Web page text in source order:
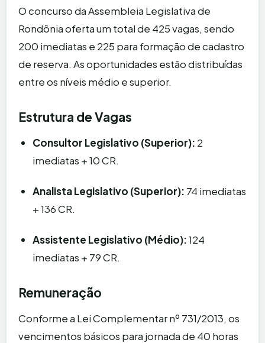
O concurso da Assembleia Legislativa de
Rondônia oferta um total de 425 vagas, sendo
200 imediatas e 225 para formação de cadastro
de reserva. As oportunidades estão distribuídas
entre os níveis médio e superior.
Estrutura de Vagas
Consultor Legislativo (Superior): 2
imediatas + 10 CR.
Analista Legislativo (Superior): 74 imediatas
+ 136 CR.
Assistente Legislativo (Médio):124
imediatas + 79 CR.
Remuneração
Conforme a Lei Complementar nº 731/2013, os
vencimentos básicos para jornada de 40 horas